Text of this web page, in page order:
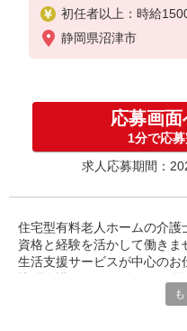
初任者以上：時給
静岡県沼津市
応募画
1分で応
求人応募期間：
住宅型有料老人ホームの介護
資格と経験を活かして働きま
生活支援サービスが中心のお
利用者様とじっくり向き合え